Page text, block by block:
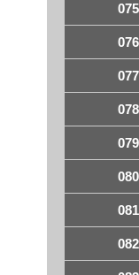
075
076
077
078
079
080
081
082